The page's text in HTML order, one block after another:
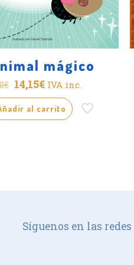
mágico
€ El
precio
original
14,15€El
precio
actual
IVA inc.
al carrito
Síguenos en las redes